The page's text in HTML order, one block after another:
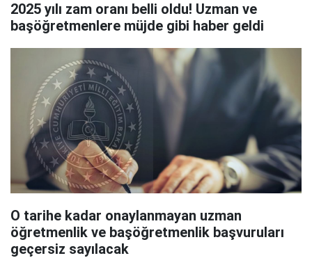
2025 yılı zam oranı belli oldu! Uzman ve
başöğretmenlere müjde gibi haber geldi
O tarihe kadar onaylanmayan uzman
öğretmenlik ve başöğretmenlik başvuruları
geçersiz sayılacak